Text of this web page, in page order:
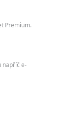
Premium.
napříč e-